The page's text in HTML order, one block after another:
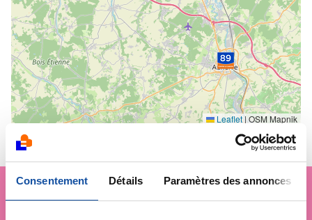
Consentement Détails Paramètres des annonces
Leaflet | OSM Mapnik